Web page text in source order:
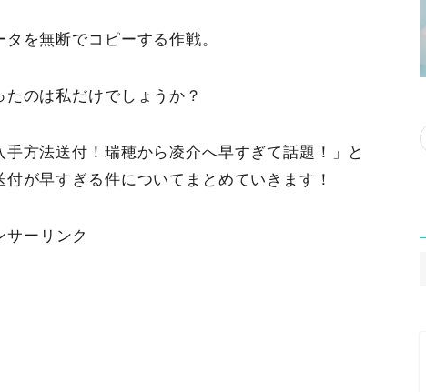
を無断でコピーする作戦。
のは私だけでしょうか？
方法送付！瑞穂から凌介へ早すぎて話題！」と
が早すぎる件についてまとめていきます！
サーリンク